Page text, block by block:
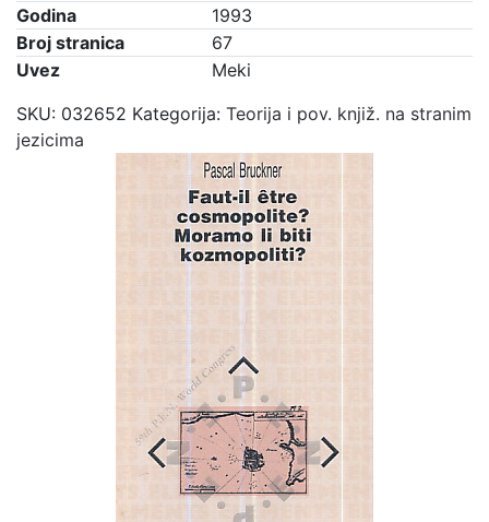
Godina
1993
Broj stranica
67
Uvez
Meki
SKU: 032652 Kategorija: Teorija i pov. knjiž. na stranim
jezicima